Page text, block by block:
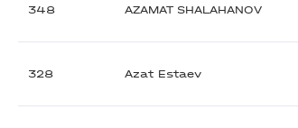
348 AZAMAT SHALAHANOV
328 Azat Estaev